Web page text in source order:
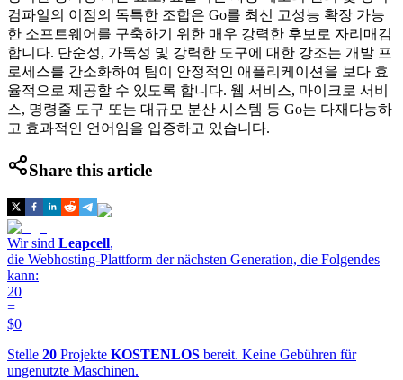
컴파일의 이점의 독특한 조합은 Go를 최신 고성능 확장 가능
한 소프트웨어를 구축하기 위한 매우 강력한 후보로 자리매김
합니다. 단순성, 가독성 및 강력한 도구에 대한 강조는 개발 프
로세스를 간소화하여 팀이 안정적인 애플리케이션을 보다 효
율적으로 제공할 수 있도록 합니다. 웹 서비스, 마이크로 서비
스, 명령줄 도구 또는 대규모 분산 시스템 등 Go는 다재다능하
고 효과적인 언어임을 입증하고 있습니다.
Share this article
Wir sind Leapcell,
die Webhosting-Plattform der nächsten Generation, die Folgendes
kann:
20
=
$0
Stelle 20 Projekte KOSTENLOS bereit. Keine Gebühren für
ungenutzte Maschinen.